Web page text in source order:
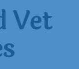
Vet